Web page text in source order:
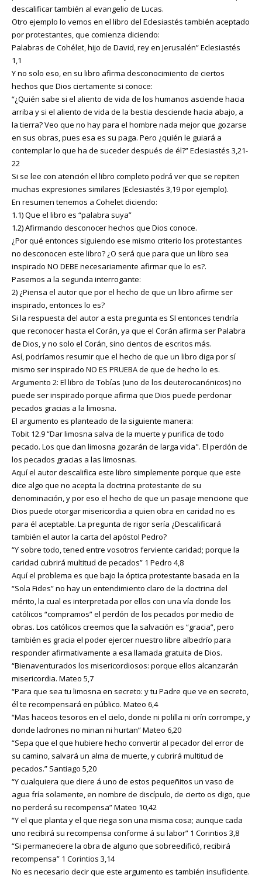
descalificar también al evangelio de Lucas.
Otro ejemplo lo vemos en el libro del Eclesiastés también aceptado
por protestantes, que comienza diciendo:
Palabras de Cohélet, hijo de David, rey en Jerusalén” Eclesiastés
1,1
Y no solo eso, en su libro afirma desconocimiento de ciertos
hechos que Dios ciertamente si conoce:
“¿Quién sabe si el aliento de vida de los humanos asciende hacia
arriba y si el aliento de vida de la bestia desciende hacia abajo, a
la tierra? Veo que no hay para el hombre nada mejor que gozarse
en sus obras, pues esa es su paga. Pero ¿quién le guiará a
contemplar lo que ha de suceder después de él?” Eclesiastés 3,21-
22
Si se lee con atención el libro completo podrá ver que se repiten
muchas expresiones similares (Eclesiastés 3,19 por ejemplo).
En resumen tenemos a Cohelet diciendo:
1.1) Que el libro es “palabra suya”
1.2) Afirmando desconocer hechos que Dios conoce.
¿Por qué entonces siguiendo ese mismo criterio los protestantes
no desconocen este libro? ¿O será que para que un libro sea
inspirado NO DEBE necesariamente afirmar que lo es?.
Pasemos a la segunda interrogante:
2) ¿Piensa el autor que por el hecho de que un libro afirme ser
inspirado, entonces lo es?
Si la respuesta del autor a esta pregunta es SI entonces tendría
que reconocer hasta el Corán, ya que el Corán afirma ser Palabra
de Dios, y no solo el Corán, sino cientos de escritos más.
Así, podríamos resumir que el hecho de que un libro diga por sí
mismo ser inspirado NO ES PRUEBA de que de hecho lo es.
Argumento 2: El libro de Tobías (uno de los deuterocanónicos) no
puede ser inspirado porque afirma que Dios puede perdonar
pecados gracias a la limosna.
El argumento es planteado de la siguiente manera:
Tobit 12.9 “Dar limosna salva de la muerte y purifica de todo
pecado. Los que dan limosna gozarán de larga vida". El perdón de
los pecados gracias a las limosnas.
Aquí el autor descalifica este libro simplemente porque que este
dice algo que no acepta la doctrina protestante de su
denominación, y por eso el hecho de que un pasaje mencione que
Dios puede otorgar misericordia a quien obra en caridad no es
para él aceptable. La pregunta de rigor sería ¿Descalificará
también el autor la carta del apóstol Pedro?
“Y sobre todo, tened entre vosotros ferviente caridad; porque la
caridad cubrirá multitud de pecados” 1 Pedro 4,8
Aquí el problema es que bajo la óptica protestante basada en la
“Sola Fides” no hay un entendimiento claro de la doctrina del
mérito, la cual es interpretada por ellos con una vía donde los
católicos “compramos” el perdón de los pecados por medio de
obras. Los católicos creemos que la salvación es “gracia”, pero
también es gracia el poder ejercer nuestro libre albedrío para
responder afirmativamente a esa llamada gratuita de Dios.
“Bienaventurados los misericordiosos: porque ellos alcanzarán
misericordia. Mateo 5,7
“Para que sea tu limosna en secreto: y tu Padre que ve en secreto,
él te recompensará en público. Mateo 6,4
“Mas haceos tesoros en el cielo, donde ni polilla ni orín corrompe, y
donde ladrones no minan ni hurtan” Mateo 6,20
“Sepa que el que hubiere hecho convertir al pecador del error de
su camino, salvará un alma de muerte, y cubrirá multitud de
pecados.” Santiago 5,20
“Y cualquiera que diere á uno de estos pequeñitos un vaso de
agua fría solamente, en nombre de discípulo, de cierto os digo, que
no perderá su recompensa” Mateo 10,42
“Y el que planta y el que riega son una misma cosa; aunque cada
uno recibirá su recompensa conforme á su labor” 1 Corintios 3,8
“Si permaneciere la obra de alguno que sobreedificó, recibirá
recompensa” 1 Corintios 3,14
No es necesario decir que este argumento es también insuficiente.